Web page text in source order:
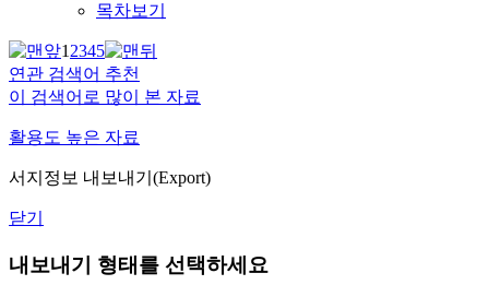
목차보기
12345
연관 검색어 추천
이 검색어로 많이 본 자료
활용도 높은 자료
서지정보 내보내기(Export)
닫기
내보내기 형태를 선택하세요